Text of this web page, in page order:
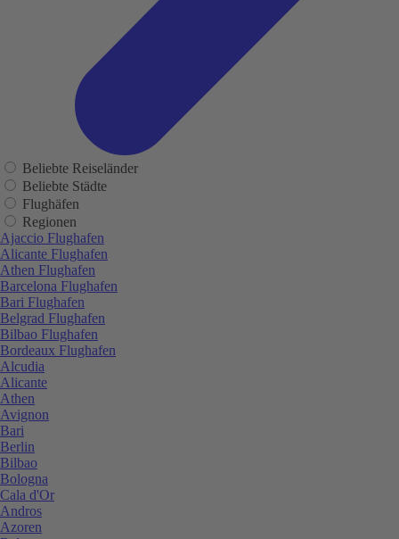
Beliebte Reiseländer
Beliebte Städte
Flughäfen
Regionen
Ajaccio Flughafen
Alicante Flughafen
Athen Flughafen
Barcelona Flughafen
Bari Flughafen
Belgrad Flughafen
Bilbao Flughafen
Bordeaux Flughafen
Alcudia
Alicante
Athen
Avignon
Bari
Berlin
Bilbao
Bologna
Cala d'Or
Andros
Azoren